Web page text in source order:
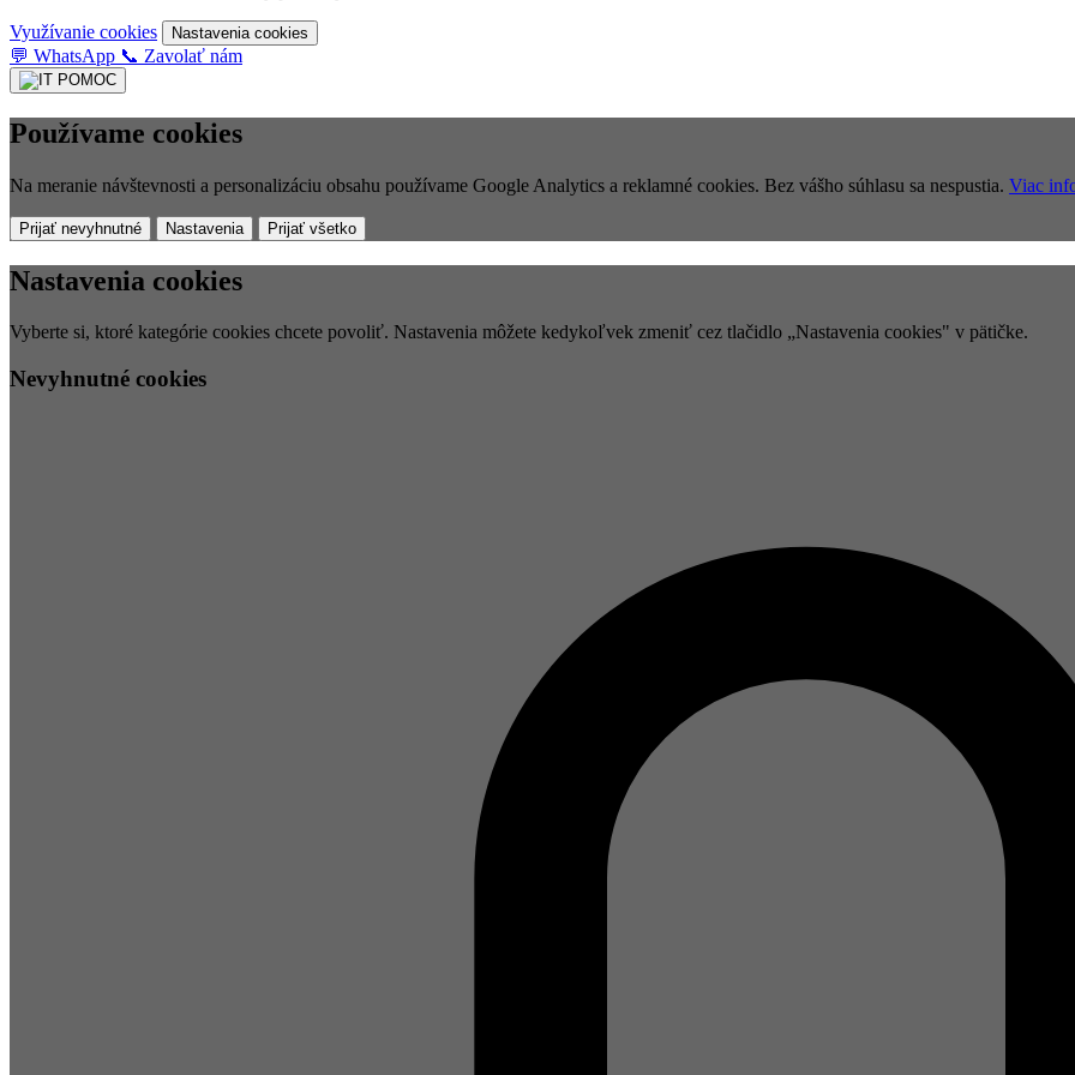
Využívanie cookies Nastavenia cookies
💬 WhatsApp 📞 Zavolať nám
Používame cookies
Na meranie návštevnosti a personalizáciu obsahu používame Google Analytics a reklamné cookies. Bez vášho súhlasu sa nespustia. Viac
Prijať nevyhnutné Nastavenia Prijať všetko
Nastavenia cookies
Vyberte si, ktoré kategórie cookies chcete povoliť. Nastavenia môžete kedykoľvek zmeniť cez tlačidlo „Nastavenia cookies" v pätičke.
Nevyhnutné cookies